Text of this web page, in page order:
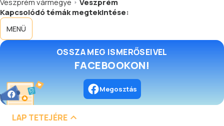
Veszprém vármegye
Veszprém
Kapcsolódó témák megtekintése:
MENÜ
OSSZA MEG ISMERŐSEIVEL
FACEBOOKON!
Megosztás
LAP TETEJÉRE